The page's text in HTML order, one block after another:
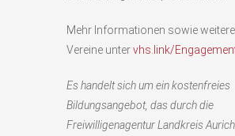
Mehr Informationen sowie
Vereine untervhs.link/
Es handelt sich um ein kostenfreies
Bildungsangebot, das durch die
Freiwilligenagentur Landkreis